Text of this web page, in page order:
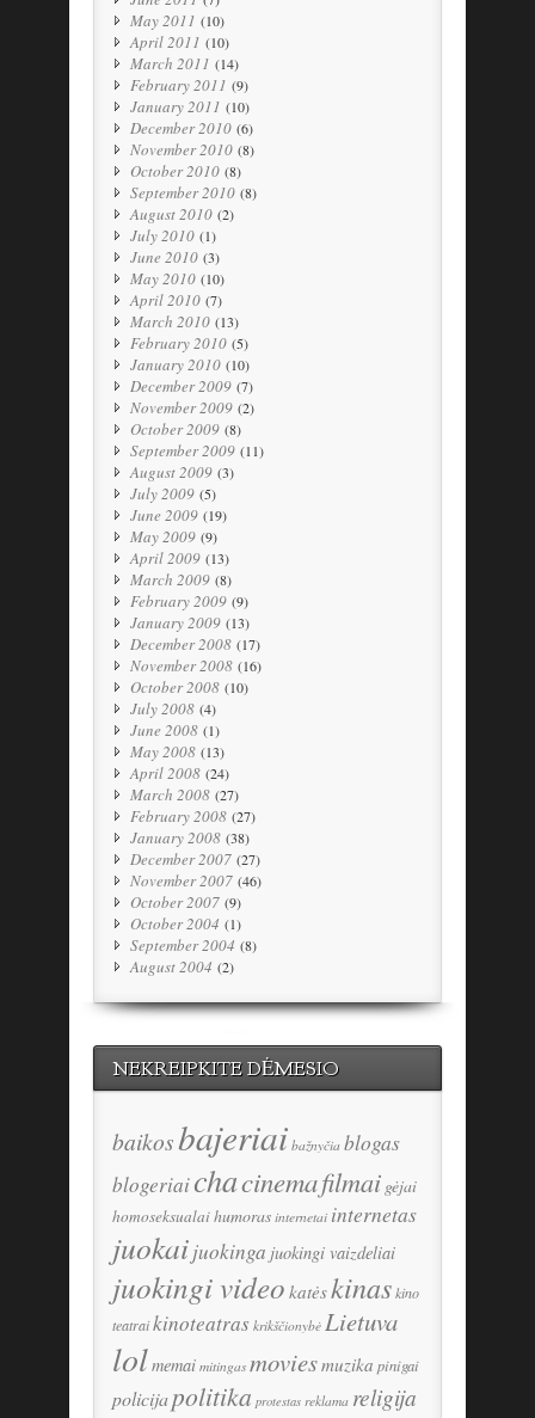
May 2011 (10)
April 2011 (10)
March 2011 (14)
February 2011 (9)
January 2011 (10)
December 2010 (6)
November 2010 (8)
October 2010 (8)
September 2010 (8)
August 2010 (2)
July 2010 (1)
June 2010 (3)
May 2010 (10)
April 2010 (7)
March 2010 (13)
February 2010 (5)
January 2010 (10)
December 2009 (7)
November 2009 (2)
October 2009 (8)
September 2009 (11)
August 2009 (3)
July 2009 (5)
June 2009 (19)
May 2009 (9)
April 2009 (13)
March 2009 (8)
February 2009 (9)
January 2009 (13)
December 2008 (17)
November 2008 (16)
October 2008 (10)
July 2008 (4)
June 2008 (1)
May 2008 (13)
April 2008 (24)
March 2008 (27)
February 2008 (27)
January 2008 (38)
December 2007 (27)
November 2007 (46)
October 2007 (9)
October 2004 (1)
September 2004 (8)
August 2004 (2)
NEKREIPKITE DĖMESIO
baikosbajeriai bažnyčia blogas
blogeriaichacinemafilmai gėjai
homoseksualaihumoras internetai internetas
juokaijuokinga juokingi vaizdeliai
juokingi video katėskinaskino
teatraikinoteatras krikščionybė Lietuva
lolmemai mitingas moviesmuzika pinigai
policijapolitika protestas reklama religija